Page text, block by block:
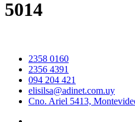
5014
2358 0160
2356 4391
094 204 421
elisilsa@adinet.com.uy
Cno. Ariel 5413,